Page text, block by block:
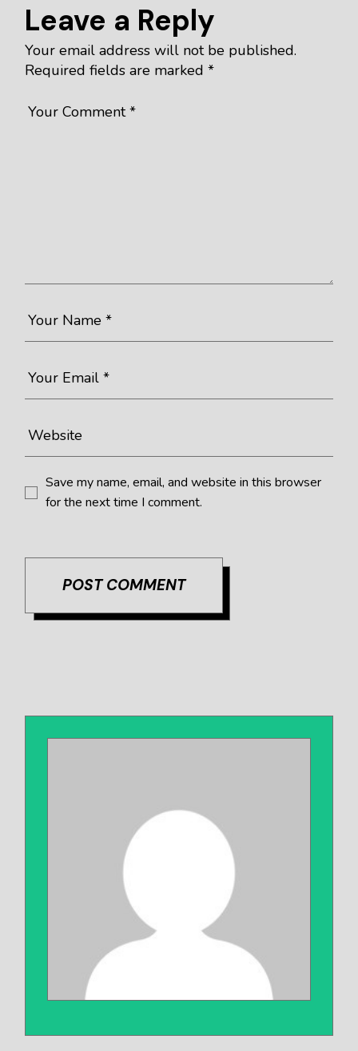
Leave a Reply
Your email address will not be published.
Required fields are marked*
Save my name, email, and website in this browser
for the next time I comment.
POST COMMENT